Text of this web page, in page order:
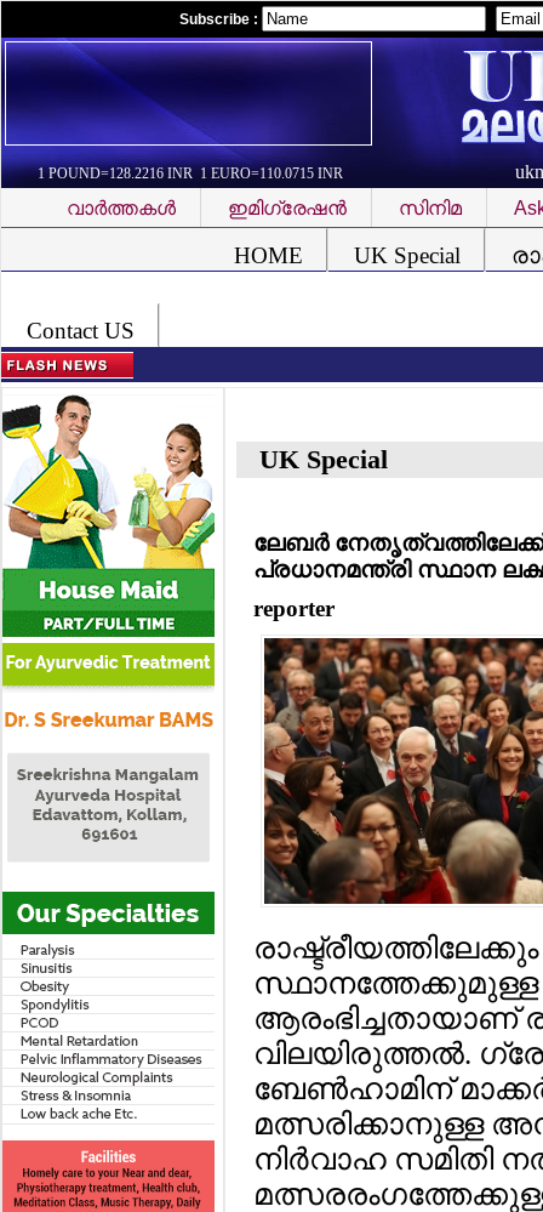
Subscribe :
1 POUND=128.2216 INR 1 EURO=110.0715 INR
വാര്‍ത്തകള്‍
ഇമിഗ്രേഷന്‍ സിനിമ
HOME UK Special
Contact US
UK Special
ലേബര്‍
പ്രധാനമന്ത്രി സ്ഥാന
reporter
സ്ഥാനത്തേക്കുമുള്ള
ആരംഭിച്ചതായാണ്
വിലയിരുത്തല്‍.
ബേണ്‍ഹാമിന്
മത്സരിക്കാനുള്ള
നിര്‍വാഹ സമിതി